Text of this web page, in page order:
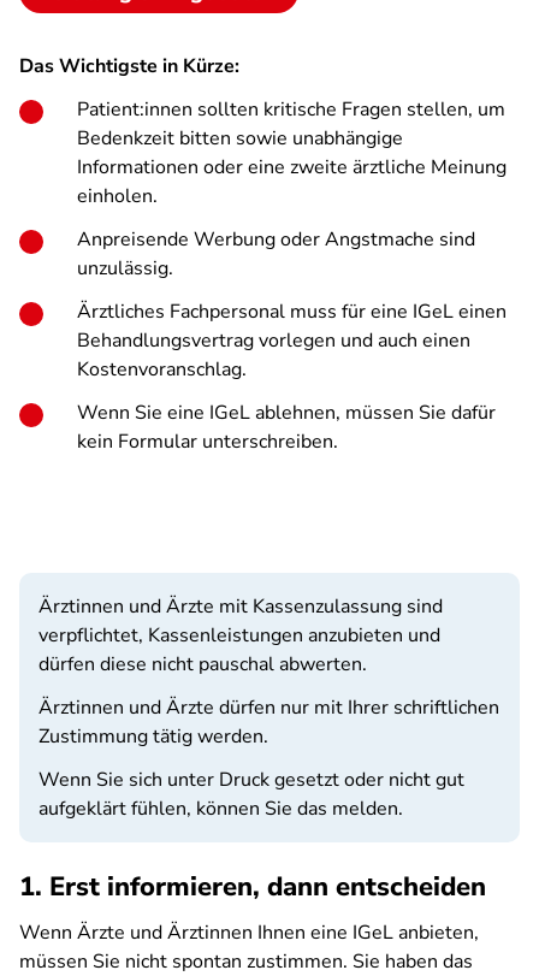
Das Wichtigste in Kürze:
Patient:innen sollten kritische Fragen stellen, um
Bedenkzeit bitten sowie unabhängige
Informationen oder eine zweite ärztliche Meinung
einholen.
Anpreisende Werbung oder Angstmache sind
unzulässig.
Ärztliches Fachpersonal muss für eine IGeL einen
Behandlungsvertrag vorlegen und auch einen
Kostenvoranschlag.
Wenn Sie eine IGeL ablehnen, müssen Sie dafür
kein Formular unterschreiben.
​​​​Ärztinnen und Ärzte mit Kassenzulassung sind
verpflichtet, Kassenleistungen anzubieten und
dürfen diese nicht pauschal abwerten.
Ärztinnen und Ärzte dürfen nur mit Ihrer schriftlichen
Zustimmung tätig werden.
Wenn Sie sich unter Druck gesetzt oder nicht gut
aufgeklärt fühlen, können Sie das melden.
1. Erst informieren, dann entscheiden
Wenn Ärzte und Ärztinnen Ihnen eine IGeL anbieten,
müssen Sie nicht spontan zustimmen. Sie haben das